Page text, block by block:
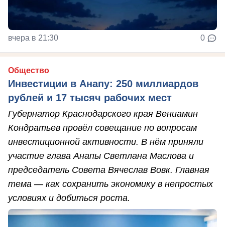
вчера в 21:30 0
Общество
Инвестиции в Анапу: 250 миллиардов
рублей и 17 тысяч рабочих мест
Губернатор Краснодарского края Вениамин
Кондратьев провёл совещание по вопросам
инвестиционной активности. В нём приняли
участие глава Анапы Светлана Маслова и
председатель Совета Вячеслав Вовк. Главная
тема — как сохранить экономику в непростых
условиях и добиться роста.